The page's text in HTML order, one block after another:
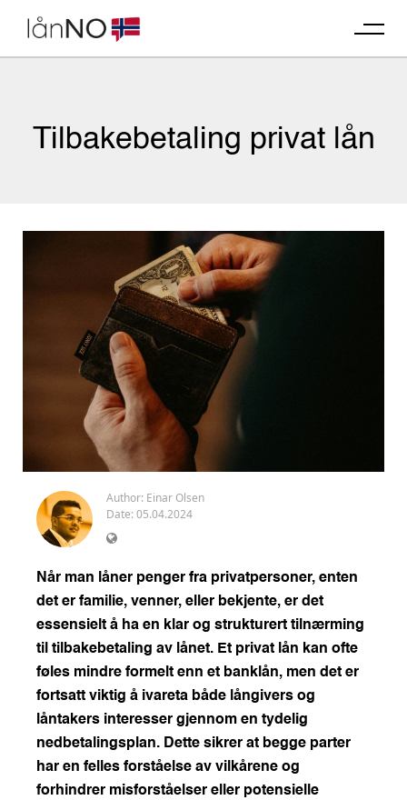
content
Tilbakebetaling privat lån
Author: Einar Olsen
Date: 05.04.2024
Når man låner penger fra privatpersoner, enten
det er familie, venner, eller bekjente, er det
essensielt å ha en klar og strukturert tilnærming
til tilbakebetaling av lånet. Et privat lån kan ofte
føles mindre formelt enn et banklån, men det er
fortsatt viktig å ivareta både långivers og
låntakers interesser gjennom en tydelig
nedbetalingsplan. Dette sikrer at begge parter
har en felles forståelse av vilkårene og
forhindrer misforståelser eller potensielle